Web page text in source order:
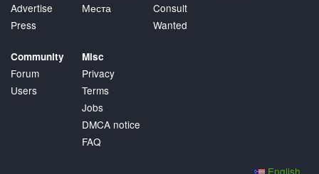
Advertise
Press
Места
Consult
Wanted
Community
Forum
Users
Misc
Privacy
Terms
Jobs
DMCA notice
FAQ